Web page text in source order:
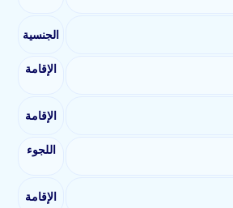
الجنسية
الإقامة
الإقامة
اللجوء
الإقامة